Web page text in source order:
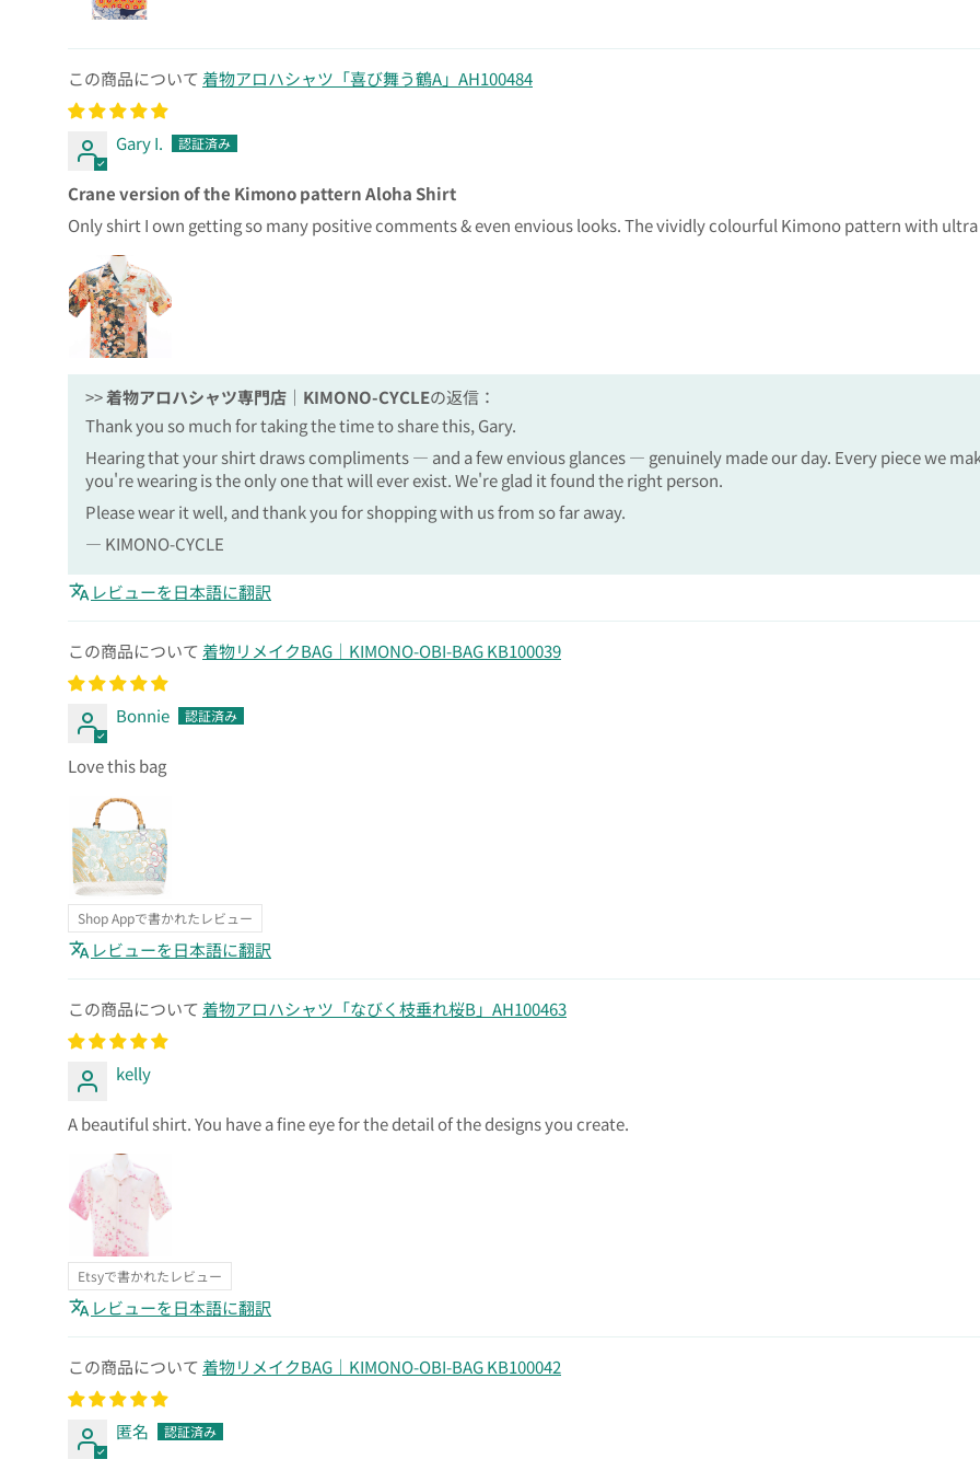
着物アロハシャツ「喜び舞う鶴A」AH100484
Gary I.
Crane version of the Kimono pattern Aloha Shirt
Only shirt I own getting so many positive comments & even envious looks. The vividly colourful Kimono pattern with
>>着物アロハシャツ専門店｜KIMONO-CYCLEの返信：
Thank you so much for taking the time to share this, Gary.
Hearing that your shirt draws compliments — and a few envious glances — genuinely made our day. Every piece we
you're wearing is the only one that will ever exist. We're glad it found the right person.
Please wear it well, and thank you for shopping with us from so far away.
— KIMONO-CYCLE
レビューを日本語に翻訳
着物リメイクBAG｜KIMONO-OBI-BAG KB100039
Bonnie
Love this bag
Shop Appで書かれたレビュー
レビューを日本語に翻訳
着物アロハシャツ「なびく枝垂れ桜B」AH100463
kelly
A beautiful shirt. You have a fine eye for the detail of the designs you create.
Etsyで書かれたレビュー
レビューを日本語に翻訳
着物リメイクBAG｜KIMONO-OBI-BAG KB100042
匿名